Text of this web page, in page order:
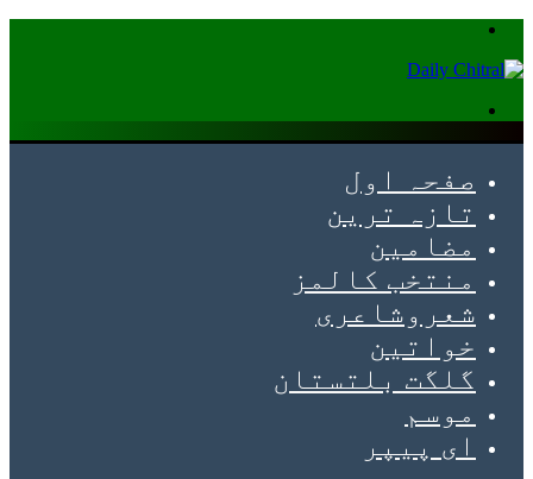
صفحہ اول
تازہ ترین
مضامین
منتخب کالمز
شعروشاعری
خواتین
گلگت بلتستان
موسم
ای پیپر